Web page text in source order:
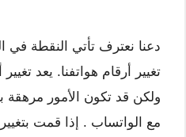
دعنا نعترف تأتي النقطة في
تغيير أرقام هواتفنا. يعد
ولكن قد تكون الأمور
مع الواتساب . إذا قمت